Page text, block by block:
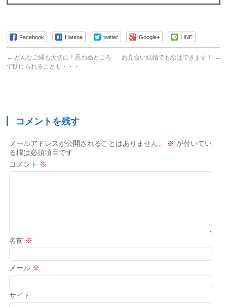
Facebook Hatena twitter Google+ LINE
← どんなご縁も大切に！思わぬところ
で助けられることも・・・
お見合い結婚でも恋はできます！ →
コメントを残す
メールアドレスが公開されることはありません。 ※ が付いてい
る欄は必須項目です
コメント ※
名前 ※
メール ※
サイト